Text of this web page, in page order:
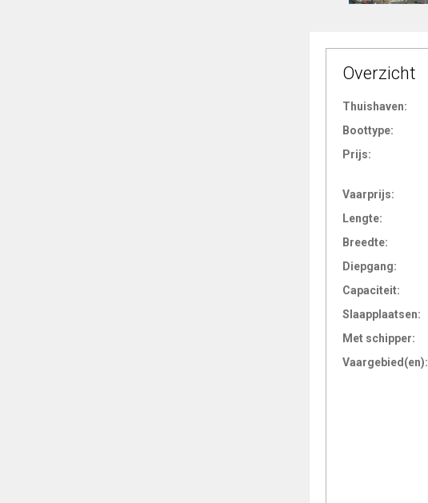
Overzicht
Thuishaven:
Boottype:
Prijs:
Vaarprijs:
Lengte:
Breedte:
Diepgang:
Capaciteit:
Slaapplaatsen:
Met schipper:
Vaargebied(en):